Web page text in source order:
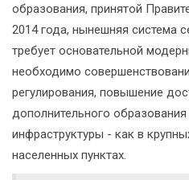
образования, принятой
2014 года, нынешняя система
требует основательной
необходимо
регулирования, повышение
дополнительного
инфраструктуры - как в
населенных пунктах.